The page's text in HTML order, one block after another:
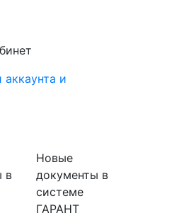
и
в
Новые
документы в
системе
ГАРАНТ